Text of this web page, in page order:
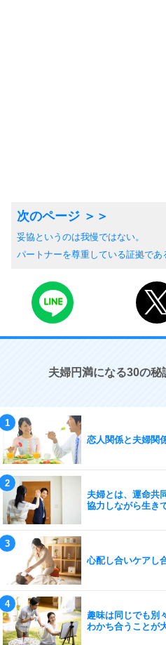
妥協というのは我慢ではない。
パートナーを尊重している証拠であ
夫婦円満になる30の秘
恋人関係と夫婦関
夫婦とは、運命共
協力しながら生き
心配し合いケアし
趣味は同じでも別
わかち合うことが